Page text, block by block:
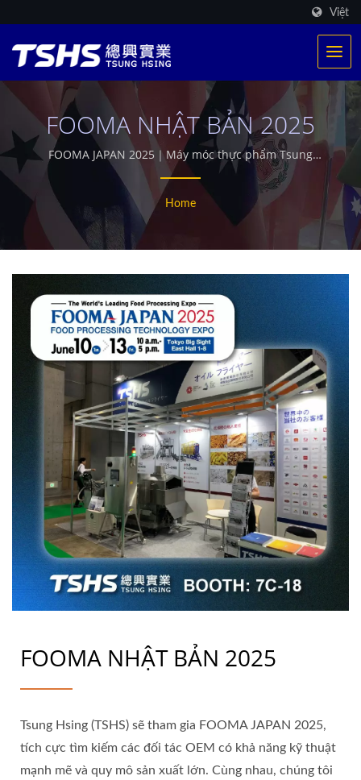
Việt
FOOMA NHẬT BẢN 2025
FOOMA JAPAN 2025｜Máy móc thực phẩm Tsung
Hsing｜TSHS
Home
FOOMA NHẬT BẢN 2025
Tsung Hsing (TSHS) sẽ tham gia FOOMA JAPAN 2025,
tích cực tìm kiếm các đối tác OEM có khả năng kỹ thuật
mạnh mẽ và quy mô sản xuất lớn. Cùng nhau, chúng tôi